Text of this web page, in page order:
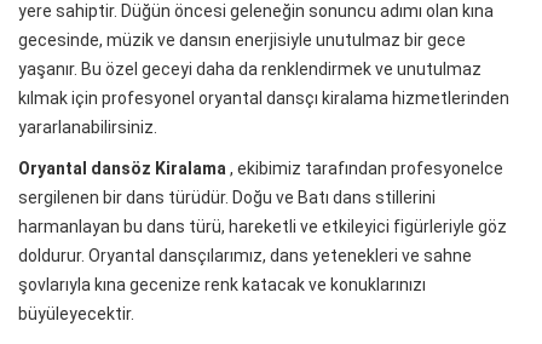
yere sahiptir. Düğün öncesi geleneğin sonuncu adımı olan kına
gecesinde, müzik ve dansın enerjisiyle unutulmaz bir gece
yaşanır. Bu özel geceyi daha da renklendirmek ve unutulmaz
kılmak için profesyonel oryantal dansçı kiralama hizmetlerinden
yararlanabilirsiniz.
Oryantal dansöz Kiralama , ekibimiz tarafından profesyonelce
sergilenen bir dans türüdür. Doğu ve Batı dans stillerini
harmanlayan bu dans türü, hareketli ve etkileyici figürleriyle göz
doldurur. Oryantal dansçılarımız, dans yetenekleri ve sahne
şovlarıyla kına gecenize renk katacak ve konuklarınızı
büyüleyecektir.